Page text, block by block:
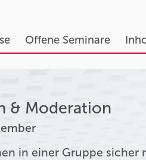
Offene Seminare
& Moderation
in einer Gruppe